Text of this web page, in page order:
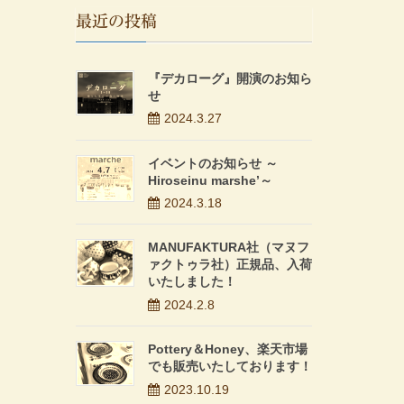
最近の投稿
『デカローグ』開演のお知ら
せ
2024.3.27
イベントのお知らせ ～
Hiroseinu marshe’～
2024.3.18
MANUFAKTURA社（マヌフ
ァクトゥラ社）正規品、入荷
いたしました！
2024.2.8
Pottery＆Honey、楽天市場
でも販売いたしております！
2023.10.19